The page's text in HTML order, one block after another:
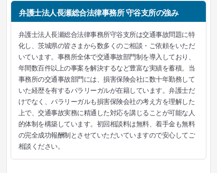
弁護士法人長瀬総合法律事務所 守谷支所の強み
弁護士法人長瀬総合法律事務所守谷支所は交通事故問題に特
化し、茨城県の皆さまから数多くのご相談・ご依頼をいただ
いています。事務所全体で交通事故部門制を導入しており、
年間数百件以上の事案を解決するなど豊富な実績を蓄積。当
事務所の交通事故部門には、損害保険会社に数十年勤務して
いた経歴を有するパラリーガルが在籍しています。弁護士だ
けでなく、パラリーガルも損害保険会社の考え方を理解した
上で、交通事故実務に精通した対応を講じることが可能な人
的体制を構築しています。初回相談料は無料、着手金も無料
の完全成功報酬制とさせていただいていますので安心してご
相談ください。